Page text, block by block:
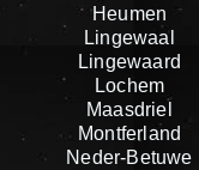
Heumen
Lingewaal
Lingewaard
Lochem
Maasdriel
Montferland
Neder-Betuwe